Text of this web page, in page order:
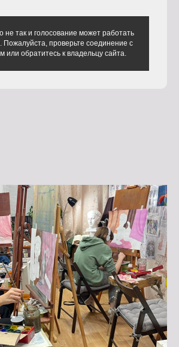
не так и голосование может работать
Пожалуйста, проверьте соединение с
или обратитесь к владельцу сайта.